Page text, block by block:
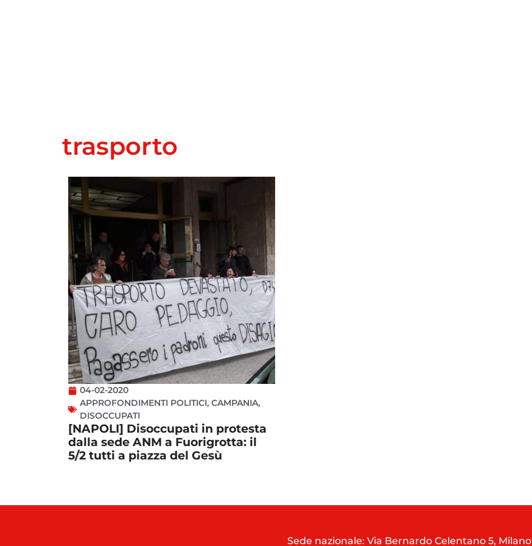
trasporto
04-02-2020
APPROFONDIMENTI POLITICI, CAMPANIA,
DISOCCUPATI
[NAPOLI] Disoccupati in protesta
dalla sede ANM a Fuorigrotta: il
5/2 tutti a piazza del Gesù
Sede nazionale: Via Bernardo Celentano 5, Milano